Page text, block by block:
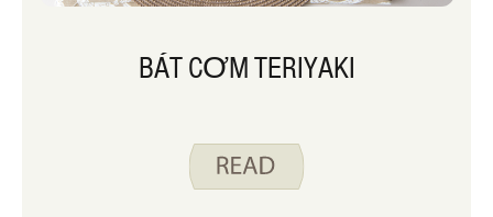
BÁT CƠM TERIYAKI